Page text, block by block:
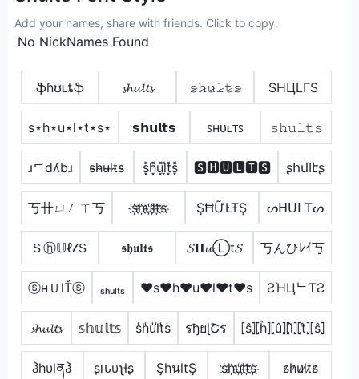
Add your names, share with friends. Click to copy.
No NickNames Found
ֆɦʊʟȶֆ 𝓼𝓱𝓾𝓵𝓽𝓼 𝚜̷𝚑̷𝚞̷𝚕̷𝚝̷𝚜̷ SHЦLΓS
s⋆h⋆u⋆l⋆t⋆s⋆ 𝘀𝗵𝘂𝗹𝘁𝘀 ꜱʜᴜʟᴛꜱ 𝚜𝚑𝚞𝚕𝚝𝚜
ɹᄅdʎbɹ s̴h̴u̴l̴t̴s̴ s͓̽h͓̽u͓̽l͓̽t͓̽s͓̽ 🆂🅷🆄🅻🆃🆂 ʂհմӀէʂ
丂卄ㄩㄥㄒ丂 s҉h҉u҉l҉t҉s҉ ŞĦỮŁŦŞ ᔕᕼᑌᒪTᔕ
Ｓⓗ𝕌ℓ𝓉Ｓ 𝖘𝖍𝖚𝖑𝖙𝖘 𝓢𝐇𝓾Ⓛt𝓢 丂んひﾚｲ丂
ⓢнＵlŤⓢ ₛₕᵤₗₜₛ ♥s♥h♥u♥l♥t♥s ƧΉЦᄂƬƧ
𝓼𝓱𝓾𝓵𝓽𝓼 𝕤𝕙𝕦𝕝𝕥𝕤 s̾h̾u̾l̾t̾s̾ รђยɭՇร ⦏ŝ⦎⦏ĥ⦎⦏û⦎⦏l̂⦎⦏t̂⦎⦏ŝ⦎
ჰhυlནჰ ʂԋυʅƚʂ ŞhนltŞ s҉h҉u҉l҉t҉s҉ s̷h̷u̷l̷t̷s̷